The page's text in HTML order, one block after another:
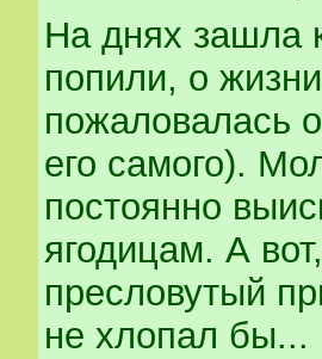
На днях зашла
попили, о
пожаловалась
его самого).
постоянно
ягодицам. А
пресловутый
не хлопал бы...